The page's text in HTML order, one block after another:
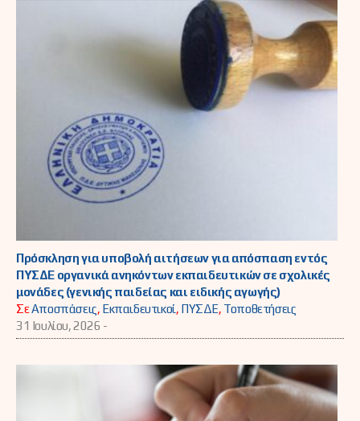
Πρόσκληση για υποβολή αιτήσεων για απόσπαση εντός
ΠΥΣΔΕ οργανικά ανηκόντων εκπαιδευτικών σε σχολικές
μονάδες (γενικής παιδείας και ειδικής αγωγής)
ΣεΑποσπάσεις, Εκπαιδευτικοί, ΠΥΣΔΕ, Τοποθετήσεις
31 Ιουλίου, 2026 -